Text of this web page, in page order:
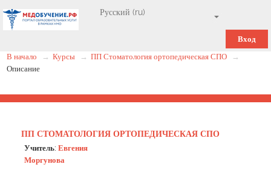
Вход
В начало
→ Курсы → ПП Стоматология ортопедическая СПО
→
Описание
ПП СТОМАТОЛОГИЯ ОРТОПЕДИЧЕСКАЯ СПО
Учитель: Евгения
Моргунова